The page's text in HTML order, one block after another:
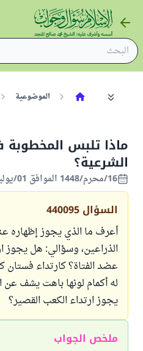
الموضوعية
ماذا تلبس المخطوبة
الشرعية؟
16/محرم/1448 الموافق 01/يوليو/2026
السؤال 440095
أعرف ما الذي يجوز إظهاره
الذراعين، وسؤالي: هل
عضد الفتاة؟ كارتداء فستان
له أكمام لونها باهت يشف
يجوز ارتداء الكعب القصير؟
ملخص الجواب